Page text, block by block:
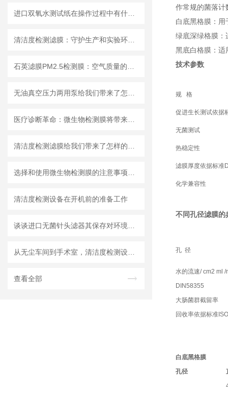
清洁度检测设备在开机前的准备工作
查看全部
作常规的菌落计
白底黑格膜：
绿底深绿格膜：
黑底白格膜：适
技术参数
规 格
促进生长测试依据
无菌测试
热稳定性
滤膜厚度依据标准
化学兼容性
不同孔径滤膜的
孔 径
水的流速/ cm2 ml
DIN58355
大肠菌群截留率
回收率依据标准
白底黑格膜
孔径